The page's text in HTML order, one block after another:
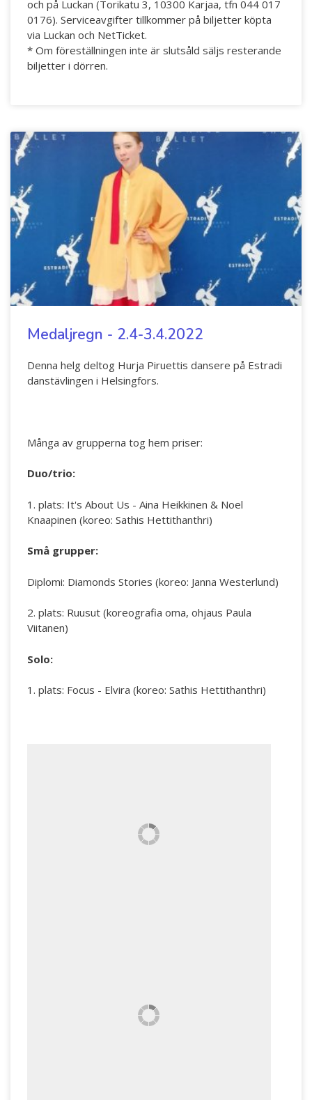
och på Luckan (Torikatu 3, 10300 Karjaa, tfn 044 017
0176). Serviceavgifter tillkommer på biljetter köpta
via Luckan och NetTicket.
* Om föreställningen inte är slutsåld säljs resterande
biljetter i dörren.
Medaljregn - 2.4-3.4.2022
Denna helg deltog Hurja Piruettis dansere på Estradi
danstävlingen i Helsingfors.
Många av grupperna tog hem priser:
Duo/trio:
1. plats: It's About Us - Aina Heikkinen & Noel
Knaapinen (koreo: Sathis Hettithanthri)
Små grupper:
Diplomi: Diamonds Stories (koreo: Janna Westerlund)
2. plats: Ruusut (koreografia oma, ohjaus Paula
Viitanen)
Solo:
1. plats: Focus - Elvira (koreo: Sathis Hettithanthri)